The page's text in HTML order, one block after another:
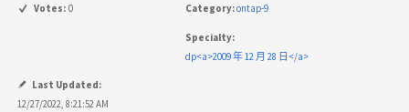
Votes: 0 Category:ontap-9
Specialty:
dp<a>2009 年 12 月 28 日</a>
Last Updated:
12/27/2022, 8:21:52 AM